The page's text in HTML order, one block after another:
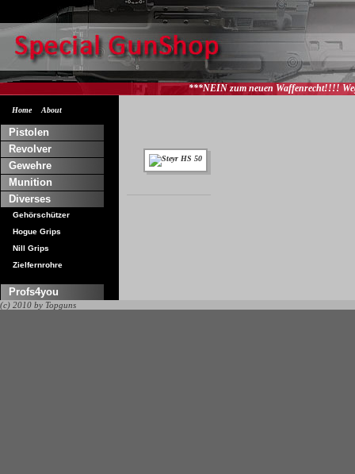
***NEIN zum neuen Waffenrecht!!!! Weg mit
Home About
Pistolen
Revolver
Gewehre
Munition
Diverses
Gehörschützer
Hogue Grips
Nill Grips
Zielfernrohre
Profs4you
(c) 2010 by Topguns